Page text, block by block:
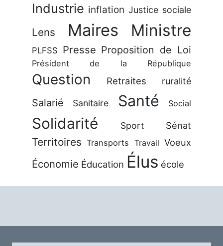
Industrie inflation Justice sociale
Lens Maires Ministre
PLFSS Presse Proposition de Loi
Président de la République
Question Retraites ruralité
Salarié Sanitaire Santé Social
Solidarité Sport Sénat
Territoires Transports Travail Voeux
Économie Éducation Élus école